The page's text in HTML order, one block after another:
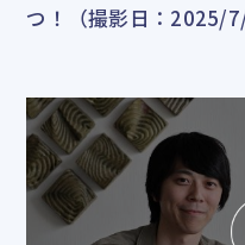
つ！（撮影日：2025/7/